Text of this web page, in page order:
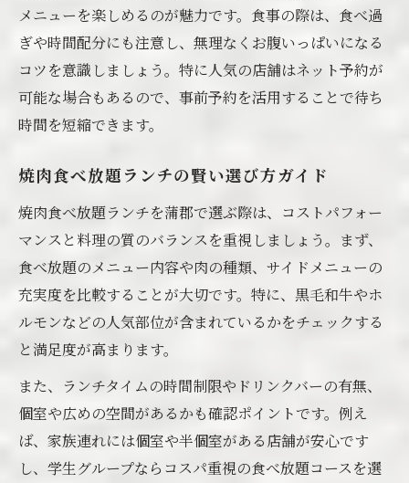
メニューを楽しめるのが魅力です。食事の際は、食べ過
ぎや時間配分にも注意し、無理なくお腹いっぱいになる
コツを意識しましょう。特に人気の店舗はネット予約が
可能な場合もあるので、事前予約を活用することで待ち
時間を短縮できます。
焼肉食べ放題ランチの賢い選び方ガイド
焼肉食べ放題ランチを蒲郡で選ぶ際は、コストパフォー
マンスと料理の質のバランスを重視しましょう。まず、
食べ放題のメニュー内容や肉の種類、サイドメニューの
充実度を比較することが大切です。特に、黒毛和牛やホ
ルモンなどの人気部位が含まれているかをチェックする
と満足度が高まります。
また、ランチタイムの時間制限やドリンクバーの有無、
個室や広めの空間があるかも確認ポイントです。例え
ば、家族連れには個室や半個室がある店舗が安心です
し、学生グループならコスパ重視の食べ放題コースを選